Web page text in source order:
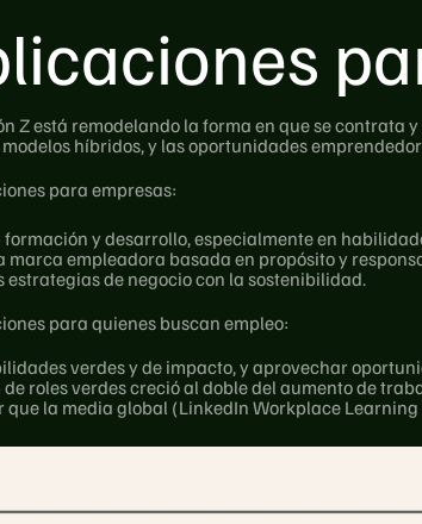
Z está remodelando la forma en que se contrata
híbridos, y las oportunidades
para empresas:
y desarrollo, especialmente en
marca empleadora basada en propósito y
estrategias de negocio con la sostenibilidad.
para quienes buscan empleo:
verdes y de impacto, y aprovechar
roles verdes creció al doble del aumento de
que la media global (LinkedIn Workplace Learning